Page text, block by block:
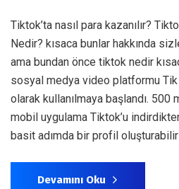
Tiktok’ta nasıl para kazanılır?
Nedir? kısaca bunlar hakkında
ama bundan önce tiktok nedir
sosyal medya video platformu Tik
olarak kullanılmaya başlandı.
mobil uygulama Tiktok’u
basit adımda bir profil
Devamını Oku